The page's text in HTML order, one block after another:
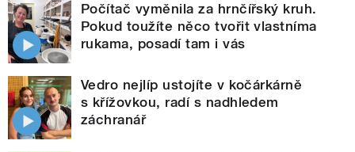
Počítač vyměnila za hrnčířský kruh.
Pokud toužíte něco tvořit vlastníma
rukama, posadí tam i vás
Vedro nejlíp ustojíte v kočárkárně
s křížovkou, radí s nadhledem
záchranář